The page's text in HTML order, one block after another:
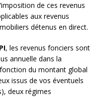
de ces revenus
aux revenus
détenus en direct.
, les revenus fonciers sont
annuelle dans la
du montant global
issus de vos éventuels
deux régimes